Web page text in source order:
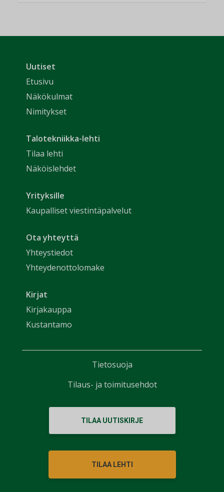
Uutiset
Etusivu
Näkökulmat
Nimitykset
Talotekniikka-lehti
Tilaa lehti
Näköislehdet
Yrityksille
Kaupalliset viestintäpalvelut
Ota yhteyttä
Yhteystiedot
Yhteydenottolomake
Kirjat
Kirjakauppa
Kustantamo
TILAA UUTISKIRJE
TILAA LEHTI
Tietosuoja
Tilaus- ja toimitusehdot